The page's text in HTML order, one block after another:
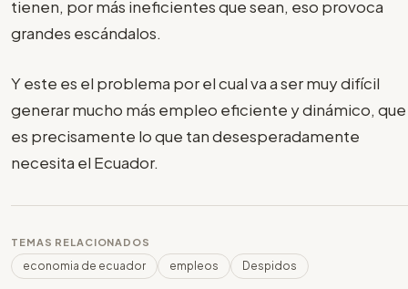
tienen, por más ineficientes que sean, eso provoca
grandes escándalos.
Y este es el problema por el cual va a ser muy difícil
generar mucho más empleo eficiente y dinámico, que
es precisamente lo que tan desesperadamente
necesita el Ecuador.
TEMAS RELACIONADOS
economia de ecuador empleos Despidos